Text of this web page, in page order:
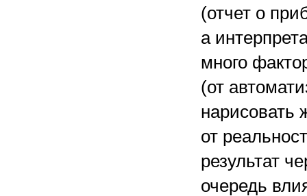
(отчет о
а
много
(от
нарисовать
от
результат
очередь